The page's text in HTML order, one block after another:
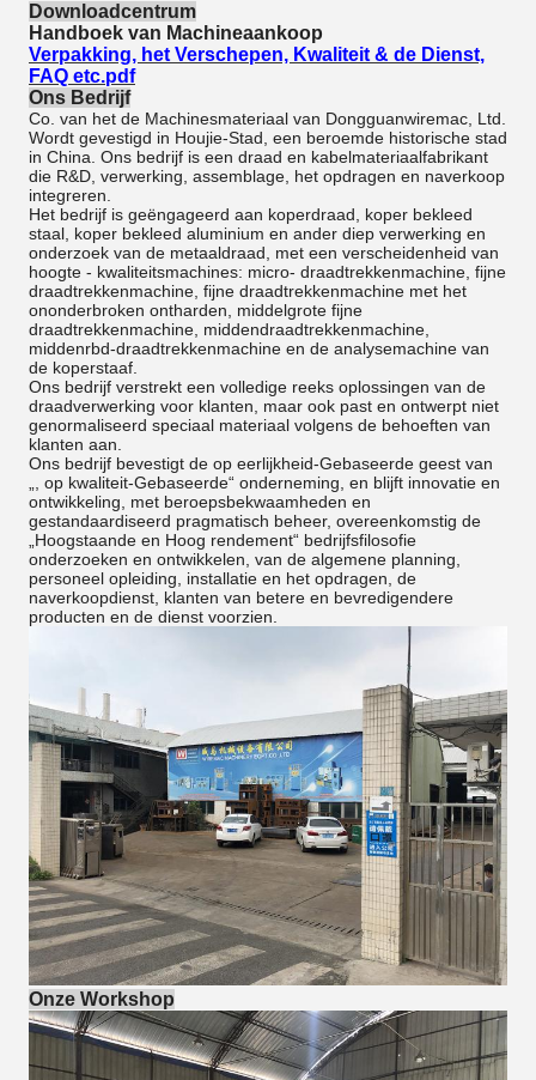
Downloadcentrum
Handboek van Machineaankoop
Verpakking, het Verschepen, Kwaliteit & de Dienst,
FAQ etc.pdf
Ons Bedrijf
Co. van het de Machinesmateriaal van Dongguanwiremac, Ltd.
Wordt gevestigd in Houjie-Stad, een beroemde historische stad
in China. Ons bedrijf is een draad en kabelmateriaalfabrikant
die R&D, verwerking, assemblage, het opdragen en naverkoop
integreren.
Het bedrijf is geëngageerd aan koperdraad, koper bekleed
staal, koper bekleed aluminium en ander diep verwerking en
onderzoek van de metaaldraad, met een verscheidenheid van
hoogte - kwaliteitsmachines: micro- draadtrekkenmachine, fijne
draadtrekkenmachine, fijne draadtrekkenmachine met het
ononderbroken ontharden, middelgrote fijne
draadtrekkenmachine, middendraadtrekkenmachine,
middenrbd-draadtrekkenmachine en de analysemachine van
de koperstaaf.
Ons bedrijf verstrekt een volledige reeks oplossingen van de
draadverwerking voor klanten, maar ook past en ontwerpt niet
genormaliseerd speciaal materiaal volgens de behoeften van
klanten aan.
Ons bedrijf bevestigt de op eerlijkheid-Gebaseerde geest van
„, op kwaliteit-Gebaseerde“ onderneming, en blijft innovatie en
ontwikkeling, met beroepsbekwaamheden en
gestandaardiseerd pragmatisch beheer, overeenkomstig de
„Hoogstaande en Hoog rendement“ bedrijfsfilosofie
onderzoeken en ontwikkelen, van de algemene planning,
personeel opleiding, installatie en het opdragen, de
naverkoopdienst, klanten van betere en bevredigendere
producten en de dienst voorzien.
Onze Workshop